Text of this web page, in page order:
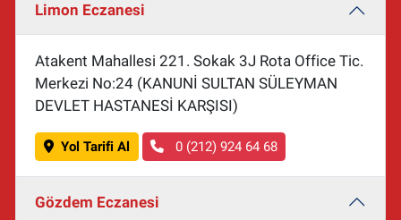
Limon Eczanesi
Atakent Mahallesi 221. Sokak 3J Rota Office Tic.
Merkezi No:24 (KANUNİ SULTAN SÜLEYMAN
DEVLET HASTANESİ KARŞISI)
Yol Tarifi Al 0 (212) 924 64 68
Gözdem Eczanesi